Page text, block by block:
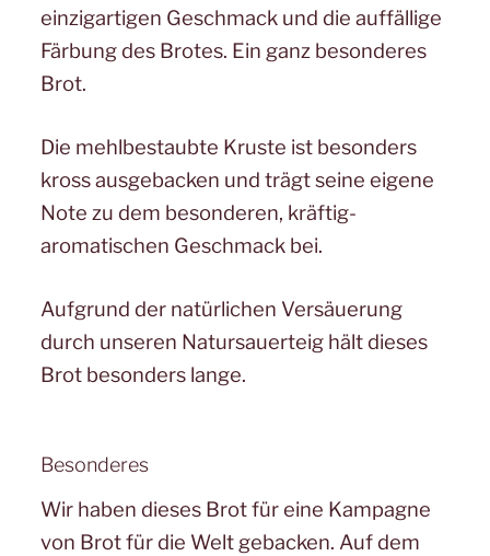
einzigartigen Geschmack und die auffällige
Färbung des Brotes. Ein ganz besonderes
Brot.
Die mehlbestaubte Kruste ist besonders
kross ausgebacken und trägt seine eigene
Note zu dem besonderen, kräftig-
aromatischen Geschmack bei.
Aufgrund der natürlichen Versäuerung
durch unseren Natursauerteig hält dieses
Brot besonders lange.
Besonderes
Wir haben dieses Brot für eine Kampagne
von Brot für die Welt gebacken. Auf dem